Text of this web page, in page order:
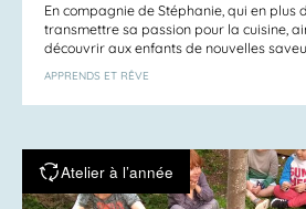
En compagnie de Stéphanie, qui en plus
transmettre sa passion pour la cuisine,
découvrir aux enfants de nouvelles
APPRENDS ET RÊVE
Atelier à l’année